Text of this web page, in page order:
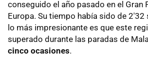
conseguido el año pasado en el Gran
Europa. Su tiempo había sido de 2'32
lo más impresionante es que este
superado durante las paradas de
cinco ocasiones.